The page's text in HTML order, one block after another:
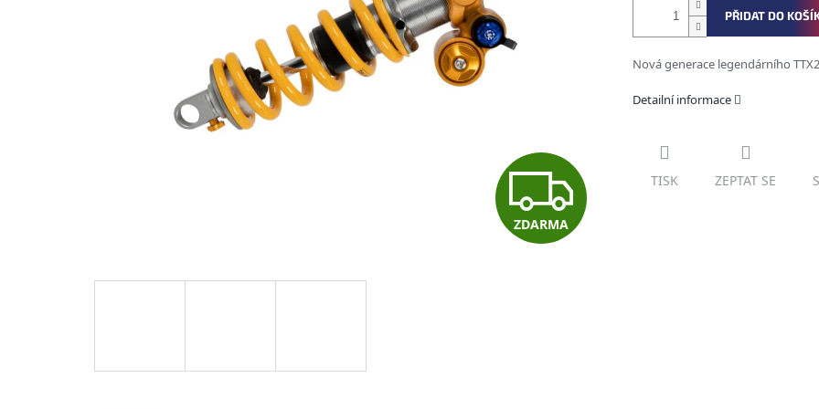
Z
D
ZDARMA
PŘIDAT DO
Nová generace legendárního
Detailní informace
TISK ZEPTAT SE